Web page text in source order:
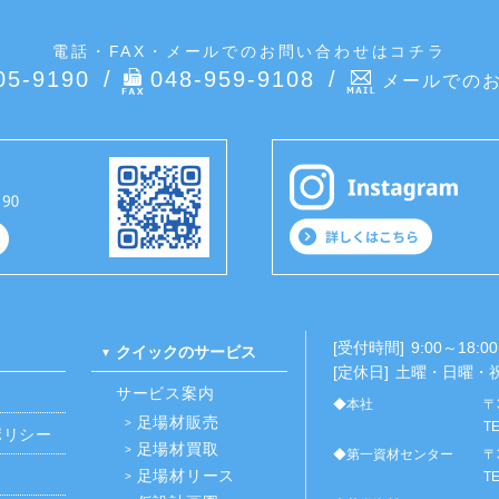
電話・FAX・メールでのお問い合わせはコチラ
9190 048-959-9108 メールでの
シー
クイックのサービス
サービス案内
足場材販売
足場材買取
足場材リース
[受付時間] 9:00～18:00
[定休日] 土曜・日曜・
◆本社
◆第一資材センター